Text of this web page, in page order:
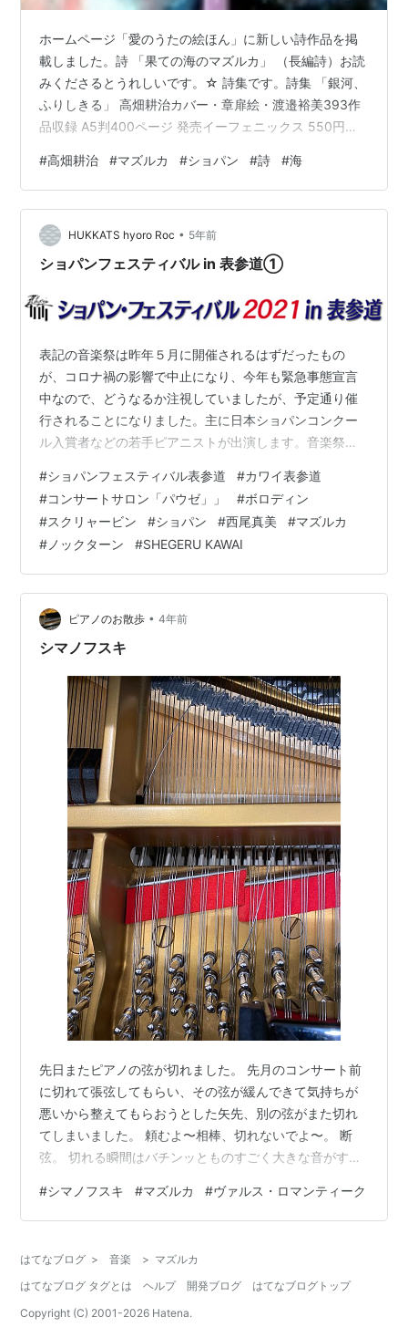
ホームページ「愛のうたの絵ほん」に新しい詩作品を掲
載しました。詩 「果ての海のマズルカ」 （長編詩）お読
みくださるとうれしいです。☆ 詩集です。詩集 「銀河、
ふりしきる」 高畑耕治カバー・章扉絵・渡邉裕美393作
品収録 A5判400ページ 発売イーフェニックス 550円☆
908112-17-1出版社イーフェニックス☆ アマゾンなど詩
集・銀河、ふりしきる
#高畑耕治 #マズルカ #ショパン #詩 #海
HUKKATS hyoro Roc • 5年前
ショパンフェスティバル in 表参道①
表記の音楽祭は昨年５月に開催されるはずだったもの
が、コロナ禍の影響で中止になり、今年も緊急事態宣言
中なので、どうなるか注視していましたが、予定通り催
行されることになりました。主に日本ショパンコンクー
ル入賞者などの若手ピアニストが出演します。音楽祭の
29日(土) 【会場】カワイ表参道サロン「パウゼ」【演奏
会種類】 （Ⅰ）ランチタイムコンサート １２：００～
（Ⅱ）ピアノリサイタル／室内楽コンサート １８：３０～
【主催者発表】ショパンの真髄ともいえる「マズルカ」
はショパンが生きた時代を経て大きな契機となり、多く
の作曲家によって書かれま…
#ショパンフェスティバル表参道 #カワイ表参道
#コンサートサロン「パウゼ」」 #ボロディン
#スクリャービン #ショパン #西尾真美 #マズルカ
# ノックターン #SHEGERU KAWAI
ピアノのお散歩 • 4年前
シマノフスキ
先日またピアノの弦が切れました。 先月のコンサート前
に切れて張弦してもらい、その弦が緩んできて気持ちが
悪いから整えてもらおうとした矢先、別の弦がまた切れ
てしまいました。 頼むよ〜相棒、切れないでよ〜。 断
弦。 切れる瞬間はバチンッとものすごく大きな音がする
クリします。 調律師さん曰く、金属疲労で断弦するから
それだけよく弾いているということらしい（作曲家には
を弾いている時に切れるのです。それもコンサート前
に。 ですので調律師さんには無理を言って来てもらうこ
とになってしまいます。今回も深夜に来てくだ…
#シマノフスキ #マズルカ #ヴァルス・ロマンティーク
はてなブログ > 音楽 > マズルカ
はてなブログ タグとは
ヘルプ 開発ブログ
はてなブログトップ
Copyright (C) 2001-2026 Hatena.